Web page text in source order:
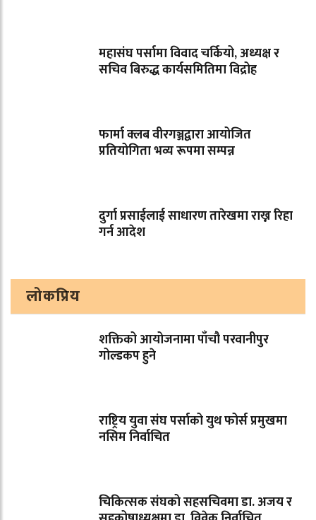
महासंघ पर्सामा विवाद चर्कियो, अध्यक्ष र
सचिव बिरुद्ध कार्यसमितिमा विद्रोह
फार्मा क्लब वीरगञ्जद्वारा आयोजित
प्रतियोगिता भव्य रूपमा सम्पन्न
दुर्गा प्रसाईलाई साधारण तारेखमा राख्न रिहा
गर्न आदेश
लोकप्रिय
शक्तिको आयोजनामा पाँचौ परवानीपुर
गोल्डकप हुने
राष्ट्रिय युवा संघ पर्साको युथ फोर्स प्रमुखमा
नसिम निर्वाचित
चिकित्सक संघको सहसचिवमा डा. अजय र